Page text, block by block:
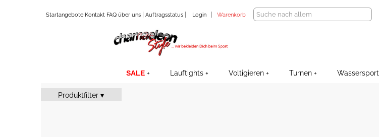
StartangeboteKontaktFAQüber uns Auftragsstatus Login Warenkorb
SALE Lauftights Voltigieren Turnen Wassersport
Produktfilter ▾